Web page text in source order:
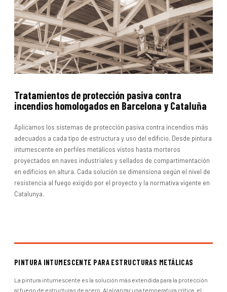
Tratamientos de protección pasiva contra
incendios homologados en Barcelona y Cataluña
Aplicamos los sistemas de protección pasiva contra incendios más
adecuados a cada tipo de estructura y uso del edificio. Desde pintura
intumescente en perfiles metálicos vistos hasta morteros
proyectados en naves industriales y sellados de compartimentación
en edificios en altura. Cada solución se dimensiona según el nivel de
resistencia al fuego exigido por el proyecto y la normativa vigente en
Catalunya.
PINTURA INTUMESCENTE PARA ESTRUCTURAS METÁLICAS
La pintura intumescente es la solución más extendida para la protección
al fuego de estructuras de acero. Al alcanzar una temperatura crítica, el